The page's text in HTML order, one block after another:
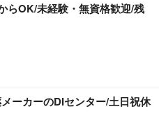
らOK/未経験・無資格歓迎/残
ーカーのDIセンター/土日祝休